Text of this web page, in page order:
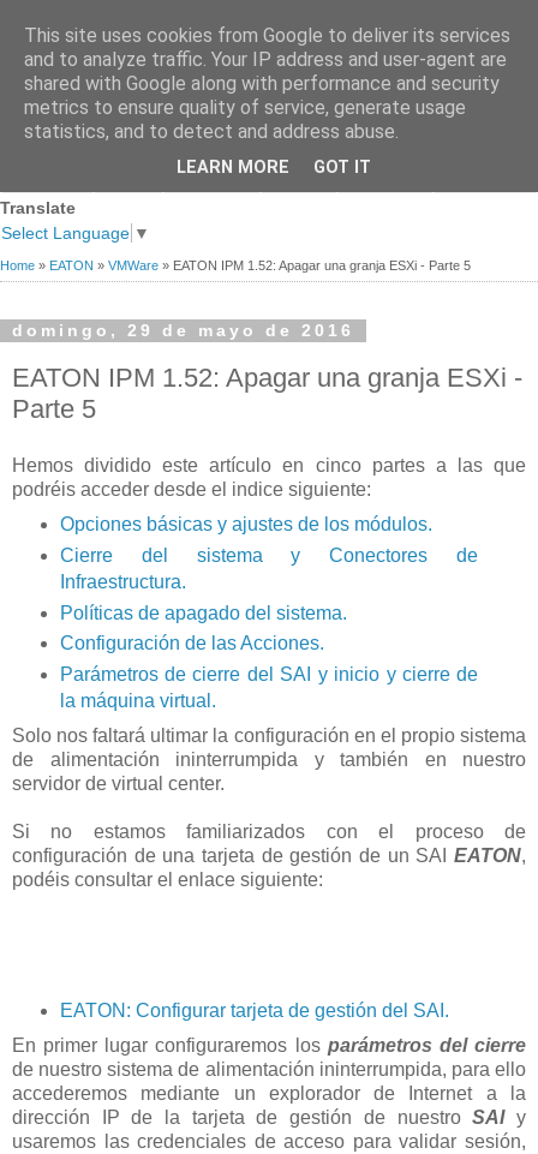
Premios
Links de
Contacto
Translate
Select Language ▼
Home » EATON » VMWare » EATON IPM 1.52: Apagar una granja ESXi - Parte 5
domingo, 29 de mayo de 2016
EATON IPM 1.52: Apagar una granja ESXi -
Parte 5
Hemos dividido este artículo en cinco partes a las que
podréis acceder desde el indice siguiente:
Opciones básicas y ajustes de los módulos.
Cierre del sistema y Conectores de
Infraestructura.
Políticas de apagado del sistema.
Configuración de las Acciones.
Parámetros de cierre del SAI y inicio y cierre de
la máquina virtual.
Solo nos faltará ultimar la configuración en el propio sistema
de alimentación ininterrumpida y también en nuestro
servidor de virtual center.
Si no estamos familiarizados con el proceso de
configuración de una tarjeta de gestión de un SAI EATON,
podéis consultar el enlace siguiente:
EATON: Configurar tarjeta de gestión del SAI.
En primer lugar configuraremos los parámetros del cierre
de nuestro sistema de alimentación ininterrumpida, para ello
accederemos mediante un explorador de Internet a la
dirección IP de la tarjeta de gestión de nuestroSAIy
usaremos las credenciales de acceso para validar sesión,
This site uses cookies from Google to deliver its services
and to analyze traffic. Your IP address and user-agent are
shared with Google along with performance and security
metrics to ensure quality of service, generate usage
statistics, and to detect and address abuse.
LEARN MORE GOT IT